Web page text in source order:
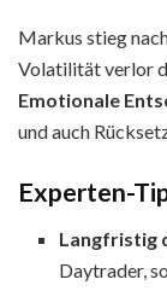
Markus stieg
Volatilität verlor
Emotionale
und auch
Experten-
Langfristig
Daytrader,